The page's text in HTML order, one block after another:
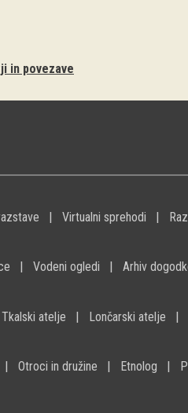
in povezave
Virtualni sprehodi
Vodeni ogledi Arhiv
Tkalski atelje Lončarski atelje
Otroci in družine Etnolog